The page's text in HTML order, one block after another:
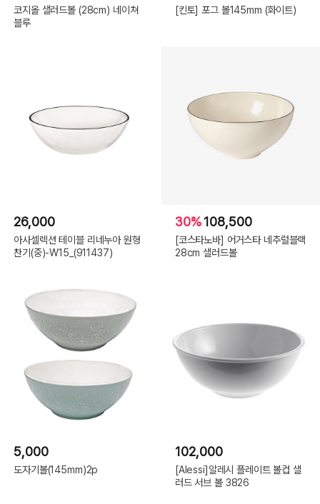
코지올 샐러드볼 (28cm) 네이쳐
블루
[킨토] 포그 볼145mm (화이트)
26,000
아사셀렉션 테이블 리네누아 원형
찬기(중)-W15_(911437)
30%108,500
[코스타노바] 어거스타 네추럴블랙
28cm 샐러드볼
5,000
도자기볼(145mm)2p
102,000
[Alessi]알레시 플레이트 볼컵 샐
러드 서브 볼 3826